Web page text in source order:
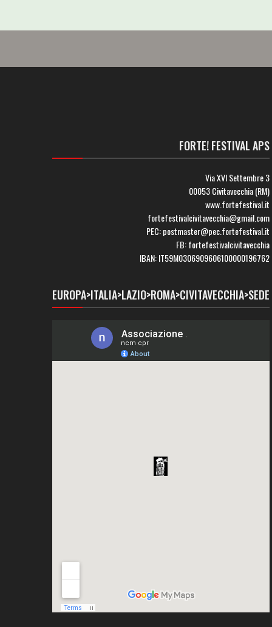
FORTE! FESTIVAL APS
Via XVI Settembre 3
00053 Civitavecchia (RM)
www.fortefestival.it
fortefestivalcivitavecchia@gmail.com
PEC: postmaster@pec.fortefestival.it
FB: fortefestivalcivitavecchia
IBAN: IT59M0306909606100000196762
EUROPA>ITALIA>LAZIO>ROMA>CIVITAVECCHIA>SEDE